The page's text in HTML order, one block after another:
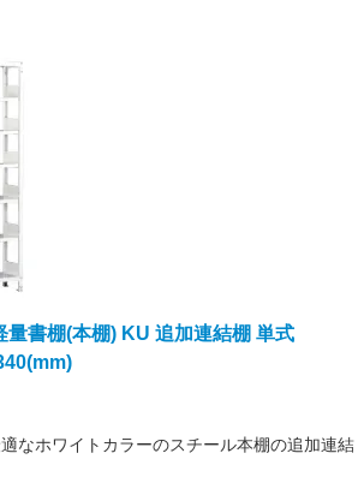
量書棚(本棚) KU 追加連結棚 単式
なホワイトカラーのスチール本棚の追加連結